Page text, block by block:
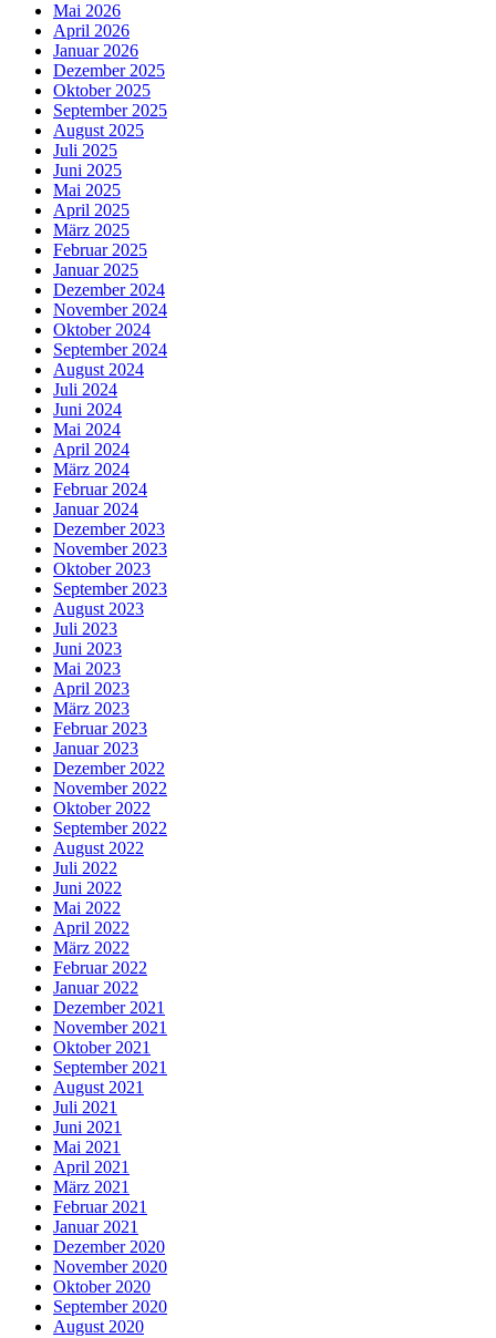
Mai 2026
April 2026
Januar 2026
Dezember 2025
Oktober 2025
September 2025
August 2025
Juli 2025
Juni 2025
Mai 2025
April 2025
März 2025
Februar 2025
Januar 2025
Dezember 2024
November 2024
Oktober 2024
September 2024
August 2024
Juli 2024
Juni 2024
Mai 2024
April 2024
März 2024
Februar 2024
Januar 2024
Dezember 2023
November 2023
Oktober 2023
September 2023
August 2023
Juli 2023
Juni 2023
Mai 2023
April 2023
März 2023
Februar 2023
Januar 2023
Dezember 2022
November 2022
Oktober 2022
September 2022
August 2022
Juli 2022
Juni 2022
Mai 2022
April 2022
März 2022
Februar 2022
Januar 2022
Dezember 2021
November 2021
Oktober 2021
September 2021
August 2021
Juli 2021
Juni 2021
Mai 2021
April 2021
März 2021
Februar 2021
Januar 2021
Dezember 2020
November 2020
Oktober 2020
September 2020
August 2020